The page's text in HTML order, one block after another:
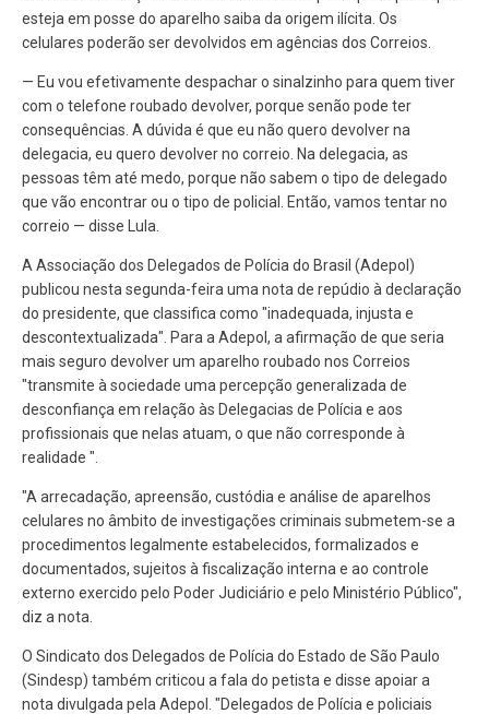
esteja em posse do aparelho saiba da origem ilícita. Os
celulares poderão ser devolvidos em agências dos Correios.
— Eu vou efetivamente despachar o sinalzinho para quem tiver
com o telefone roubado devolver, porque senão pode ter
consequências. A dúvida é que eu não quero devolver na
delegacia, eu quero devolver no correio. Na delegacia, as
pessoas têm até medo, porque não sabem o tipo de delegado
que vão encontrar ou o tipo de policial. Então, vamos tentar no
correio — disse Lula.
A Associação dos Delegados de Polícia do Brasil (Adepol)
publicou nesta segunda-feira uma nota de repúdio à declaração
do presidente, que classifica como "inadequada, injusta e
descontextualizada". Para a Adepol, a afirmação de que seria
mais seguro devolver um aparelho roubado nos Correios
"transmite à sociedade uma percepção generalizada de
desconfiança em relação às Delegacias de Polícia e aos
profissionais que nelas atuam, o que não corresponde à
realidade ".
"A arrecadação, apreensão, custódia e análise de aparelhos
celulares no âmbito de investigações criminais submetem-se a
procedimentos legalmente estabelecidos, formalizados e
documentados, sujeitos à fiscalização interna e ao controle
externo exercido pelo Poder Judiciário e pelo Ministério Público",
diz a nota.
O Sindicato dos Delegados de Polícia do Estado de São Paulo
(Sindesp) também criticou a fala do petista e disse apoiar a
nota divulgada pela Adepol. "Delegados de Polícia e policiais